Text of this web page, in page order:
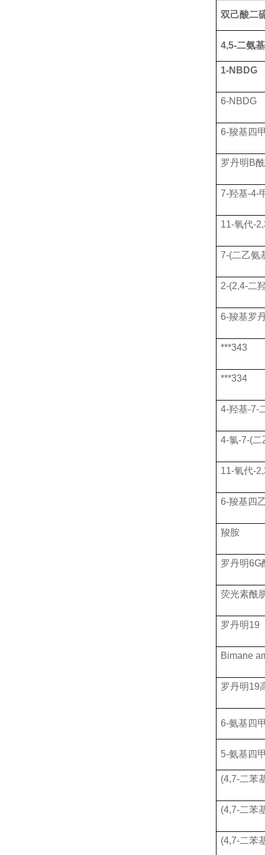
双己酸二
4,5-二氨
1-NBDG
6-NBDG
6-羧基四
罗丹明 B
7-羟基-4-
11-氧代-
7-(二乙氨
2-(2,4-二
6-羧基罗
***343
***334
4-羟基-7-
4-氯-7-(二
11-氧代-
6-羧基四
羧胺
罗丹明6G
荧光素酰
罗丹明19
Bimane
罗丹明19
6-氨基四
5-氨基四
(4,7-二苯
(4,7-二苯
(4,7-二苯